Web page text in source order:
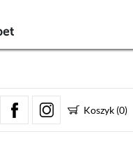
Koszyk (0)